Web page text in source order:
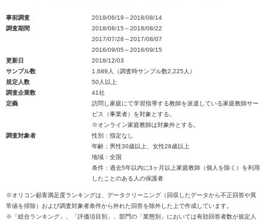
事前調査
2018/06/19～2018/08/14
調査期間
2018/08/15～2018/08/22
2017/07/28～2017/08/07
2016/09/05～2016/09/15
更新日
2018/12/03
サンプル数
1,689人（調査時サンプル数2,225人）
規定人数
50人以上
調査企業数
41社
定義
訪問し家庭にて学習指導する教師を派遣している家庭教師サー
ビス（事業者）を対象とする。
※オンライン家庭教師は対象外とする。
調査対象者
性別：指定なし
年齢：男性30歳以上、女性28歳以上
地域：全国
条件：過去5年以内に3ヶ月以上家庭教師（個人を除く）を利用
したことのある人の保護者
※オリコン顧客満足度ランキングは、データクリーニング（回収したデータから不正回答や異
常値を排除）および調査対象者条件から外れた回答を除外した上で作成しています。
※「総合ランキング」、「評価項目別」、部門の「業態別」においては有効回答者数が規定人